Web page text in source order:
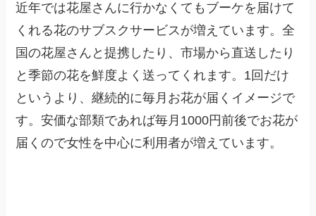
近年では花屋さんに行かなくてもブーケを届けて
くれる花のサブスクサービスが増えています。全
国の花屋さんと提携したり、市場から直送したり
と季節の花を鮮度よく送ってくれます。1回だけ
というより、継続的に毎月お花が届くイメージで
す。安価な部類であれば毎月1000円前後でお花が
届くので女性を中心に利用者が増えています。